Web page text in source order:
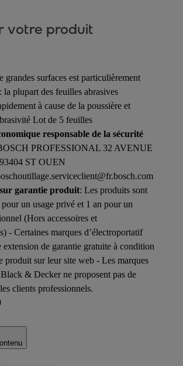
votre produit
grandes surfaces est particulièrement
la plupart des feuilles abrasives
à cause de la poussière et
Lot de 5 feuilles
responsable de la sécurité
PROFESSIONAL 32 AVENUE
ST OUEN
garantie produit: Les produits sont
pour un usage privé et 1 an pour un
(Hors accessoires et
- Certaines marques d’électroportatif
extension de garantie gratuite à condition
produit sur leur site web - Les marques
& Decker ne proposent pas de
clients professionnels.